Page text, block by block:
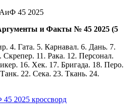
и Факты № 45 2025 (5
4. Гата. 5. Карнавал. 6. Дань. 7.
11. Рака. 12. Персонал.
16. Хек. 17. Бригада. 18. Перо.
22. Сека. 23. Ткань. 24.
2025 кроссворд